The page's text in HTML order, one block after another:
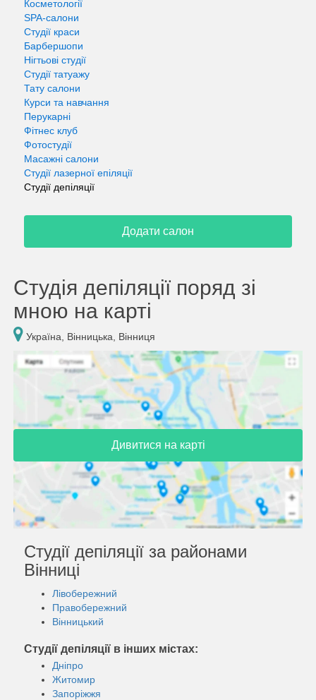
Косметології
SPA-салони
Студії краси
Барбершопи
Нігтьові студії
Студії татуажу
Тату салони
Курси та навчання
Перукарні
Фітнес клуб
Фотостудії
Масажні салони
Студії лазерної епіляції
Студії депіляції
Додати салон
Студія депіляції поряд зі
мною на карті
Україна, Вінницька, Вінниця
Дивитися на карті
Студії депіляції за районами
Вінниці
Лівобережний
Правобережний
Вінницький
Студії депіляції в інших містах:
Дніпро
Житомир
Запоріжжя